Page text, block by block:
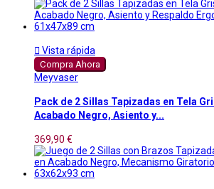
 Vista rápida
Compra Ahora
Meyvaser
Pack de 2 Sillas Tapizadas en Tela
Acabado Negro, Asiento y...
369,90 €